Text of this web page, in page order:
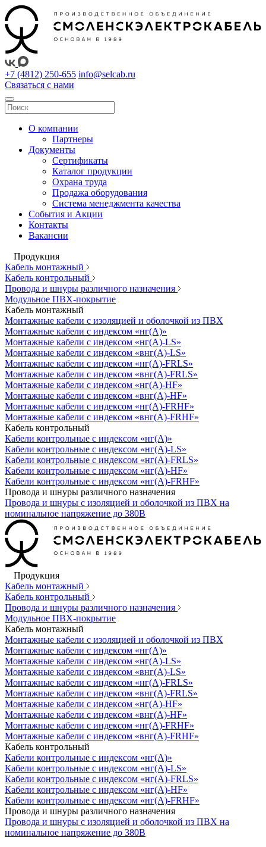
+7 (4812) 250-655 info@selcab.ru
Связаться с нами
О компании
Партнеры
Документы
Сертификаты
Каталог продукции
Охрана труда
Продажа оборудования
Система менеджмента качества
События и Акции
Контакты
Вакансии
Продукция
Кабель монтажный
Кабель контрольный
Провода и шнуры различного назначения
Модульное ПВХ-покрытие
Кабель монтажный
Монтажные кабели с изоляцией и оболочкой из ПВХ
Монтажные кабели с индексом «нг(А)»
Монтажные кабели с индексом «нг(А)-LS»
Монтажные кабели с индексом «внг(А)-LS»
Монтажные кабели с индексом «нг(А)-FRLS»
Монтажные кабели с индексом «внг(А)-FRLS»
Монтажные кабели с индексом «нг(А)-HF»
Монтажные кабели с индексом «внг(А)-HF»
Монтажные кабели с индексом «нг(А)-FRHF»
Монтажные кабели с индексом «внг(А)-FRHF»
Кабель контрольный
Кабели контрольные с индексом «нг(А)»
Кабели контрольные с индексом «нг(А)-LS»
Кабели контрольные с индексом «нг(А)-FRLS»
Кабели контрольные с индексом «нг(А)-HF»
Кабели контрольные с индексом «нг(А)-FRHF»
Провода и шнуры различного назначения
Провода и шнуры с изоляцией и оболочкой из ПВХ на
номинальное напряжение до 380В
Продукция
Кабель монтажный
Кабель контрольный
Провода и шнуры различного назначения
Модульное ПВХ-покрытие
Кабель монтажный
Монтажные кабели с изоляцией и оболочкой из ПВХ
Монтажные кабели с индексом «нг(А)»
Монтажные кабели с индексом «нг(А)-LS»
Монтажные кабели с индексом «внг(А)-LS»
Монтажные кабели с индексом «нг(А)-FRLS»
Монтажные кабели с индексом «внг(А)-FRLS»
Монтажные кабели с индексом «нг(А)-HF»
Монтажные кабели с индексом «внг(А)-HF»
Монтажные кабели с индексом «нг(А)-FRHF»
Монтажные кабели с индексом «внг(А)-FRHF»
Кабель контрольный
Кабели контрольные с индексом «нг(А)»
Кабели контрольные с индексом «нг(А)-LS»
Кабели контрольные с индексом «нг(А)-FRLS»
Кабели контрольные с индексом «нг(А)-HF»
Кабели контрольные с индексом «нг(А)-FRHF»
Провода и шнуры различного назначения
Провода и шнуры с изоляцией и оболочкой из ПВХ на
номинальное напряжение до 380В